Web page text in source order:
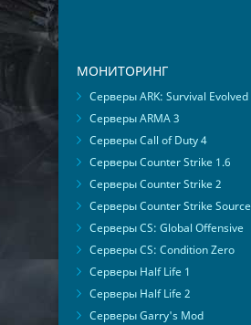
МОНИТОРИНГ
Серверы ARK: Survival Evolved
Серверы ARMA 3
Серверы Call of Duty 4
Серверы Counter Strike 1.6
Серверы Counter Strike 2
Серверы Counter Strike Source
Серверы CS: Global Offensive
Серверы CS: Condition Zero
Серверы Half Life 1
Серверы Half Life 2
Серверы Garry's Mod